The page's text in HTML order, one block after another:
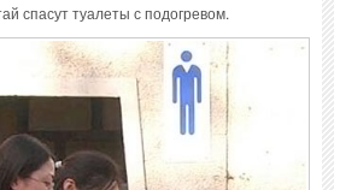
спасут туалеты с подогревом.